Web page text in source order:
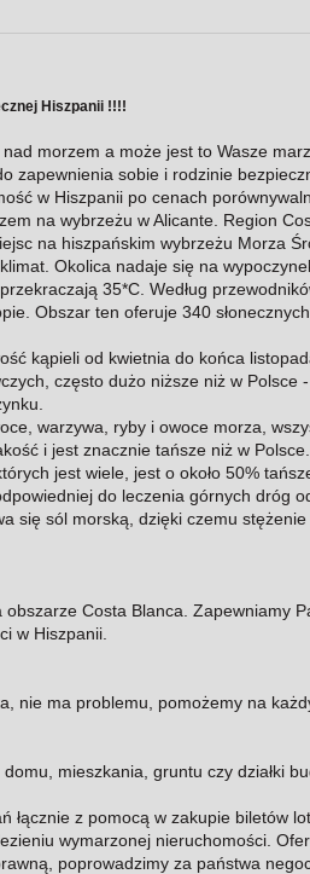
Hiszpanii !!!!
morzem a może jest to Wasze
zapewnienia sobie i rodzinie
w Hiszpanii po cenach
na wybrzeżu w Alicante. Region
na hiszpańskim wybrzeżu Morza
Okolica nadaje się na
35*C. Według
Obszar ten oferuje 340
kąpieli od kwietnia do końca
często dużo niższe niż w Polsce
warzywa, ryby i owoce morza,
i jest znacznie tańsze niż w Polsce.
jest wiele, jest o około 50%
do leczenia górnych dróg
się sól morską, dzięki czemu
Costa Blanca. Zapewniamy
w Hiszpanii.
nie ma problemu, pomożemy na
mieszkania, gruntu czy działki
z pomocą w zakupie biletów
wymarzonej nieruchomości.
poprowadzimy za państwa